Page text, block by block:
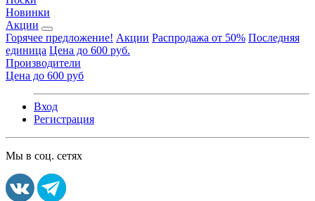
Новинки
Акции
Горячее предложение! Акции Распродажа от 50% Последняя
единица Цена до 600 руб.
Производители
Цена до 600 руб
Вход
Регистрация
Мы в соц. сетях